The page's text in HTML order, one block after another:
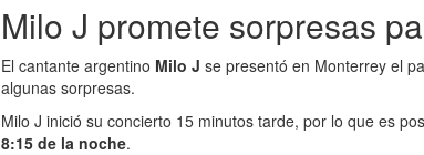
Milo J promete sorpresas
El cantante argentino Milo J se presentó en Monterrey el
algunas sorpresas.
Milo J inició su concierto 15 minutos tarde, por lo que es
8:15 de la noche.